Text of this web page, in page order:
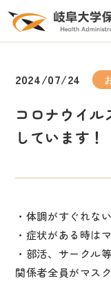
2024/07/24
コロナウイル
しています！
・体調がすぐれな
・症状がある時は
・部活、サークル
関係者全員がマス